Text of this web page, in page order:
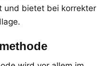
und bietet bei korrekter